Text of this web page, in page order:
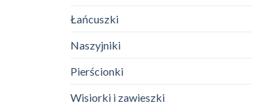
Łańcuszki
Naszyjniki
Pierścionki
Wisiorki i zawieszki